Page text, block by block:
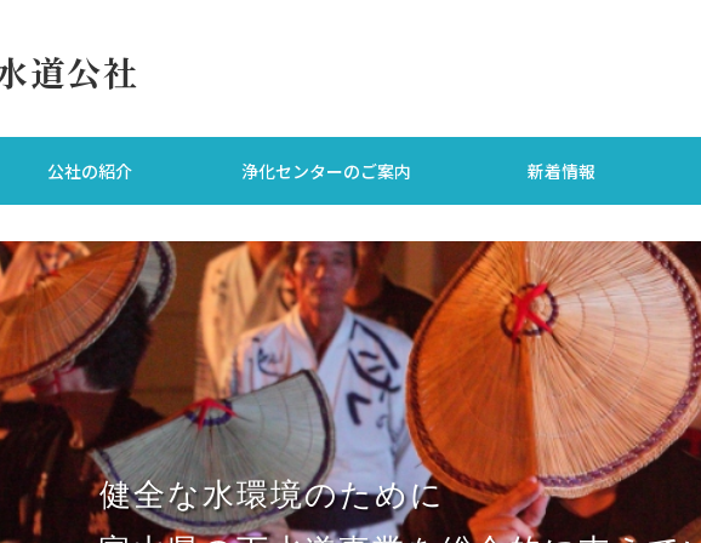
道公社
公社の紹介 浄化センターのご案内 新着情報
健全な水環境のために